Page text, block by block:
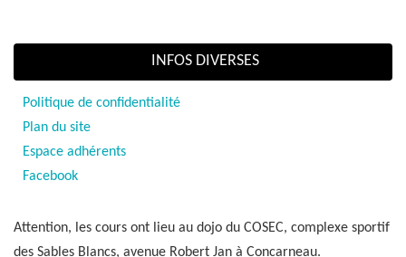
INFOS DIVERSES
Politique de confidentialité
Plan du site
Espace adhérents
Facebook
Attention, les cours ont lieu au dojo du COSEC, complexe sportif
des Sables Blancs, avenue Robert Jan à Concarneau.